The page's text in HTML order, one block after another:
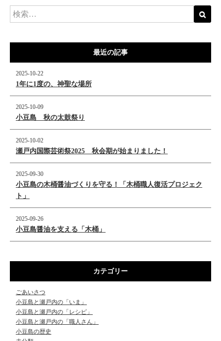
最近の記事
2025-10-22
1年に1度の、神聖な場所
2025-10-09
小豆島 秋の太鼓祭り
2025-10-02
瀬戸内国際芸術祭2025 秋会期が始まりました！
2025-09-30
小豆島の木桶醤油づくりを守る！「木桶職人復活プロジェク
ト」
2025-09-26
小豆島醤油を支える「木桶」
カテゴリー
ごあいさつ
小豆島と瀬戸内の「いま」
小豆島と瀬戸内の「レシピ」
小豆島と瀬戸内の「職人さん」
小豆島の歴史